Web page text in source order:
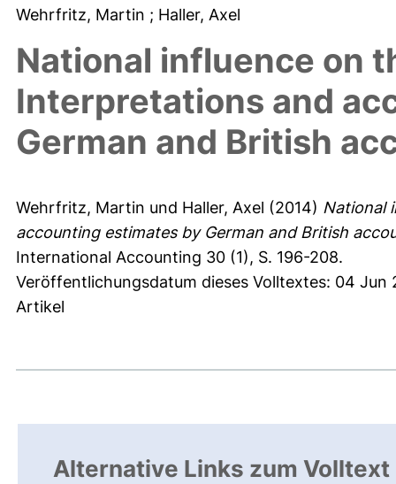
Wehrfritz, Martin ; Haller, Axel
National influence on
Interpretations and
German and British
Wehrfritz, Martin und Haller, Axel (2014) National
accounting estimates by German and British
International Accounting 30 (1), S. 196-208.
Veröffentlichungsdatum dieses Volltextes: 04 Jun
Artikel
Alternative Links zum Volltext